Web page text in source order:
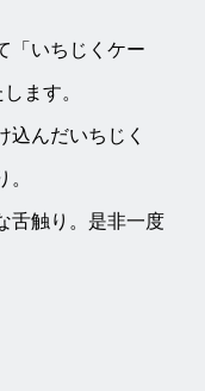
「いちじくケー
ます。
込んだいちじく
舌触り。是非一度